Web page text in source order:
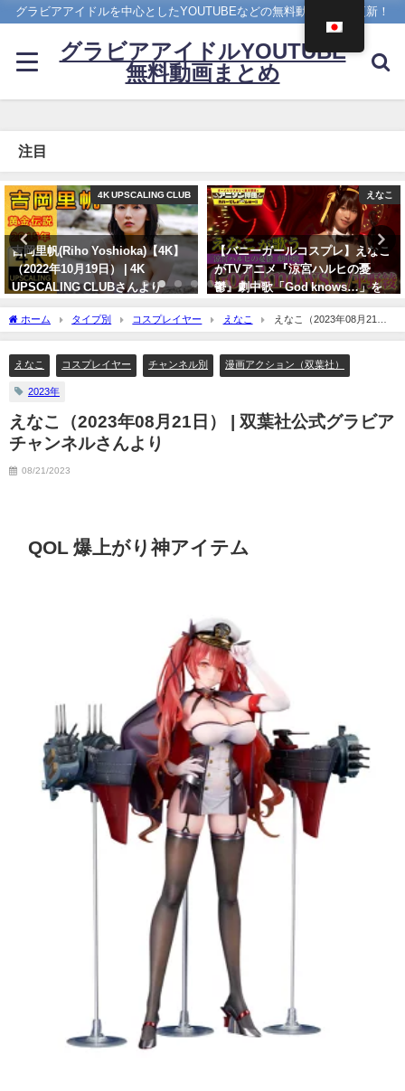
グラビアアイドルを中心としたYOUTUBEなどの無料動画を日々更新！
グラビアアイドルYOUTUBE
無料動画まとめ
注目
えなこ
【バニーガールコスプレ】えなこ
がTVアニメ『涼宮ハルヒの憂
鬱』劇中歌「God knows…」を
神カバー！！
4K UPSCALING CLUB
篠崎愛【4K】（2023年08月25
日） | 4K UPSCALING CLUBさん
より
ホーム タイプ別 コスプレイヤー えなこ
えなこ（2023年08月21
日） | 双葉社公式グラビアチャンネルさんより
えなこ コスプレイヤー チャンネル別 漫画アクション（双葉社）
2023年
えなこ（2023年08月21日） | 双葉社公式グラビア
チャンネルさんより
08/21/2023
QOL 爆上がり神アイテム